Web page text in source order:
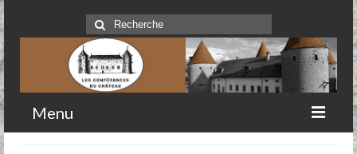
Rechercher
:
Menu